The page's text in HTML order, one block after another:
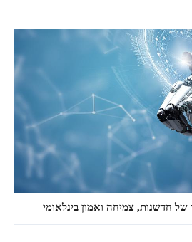
של חדשנות, צמיחה ואמון בינלאומי